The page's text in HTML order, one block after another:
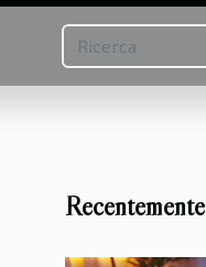
Recentemente